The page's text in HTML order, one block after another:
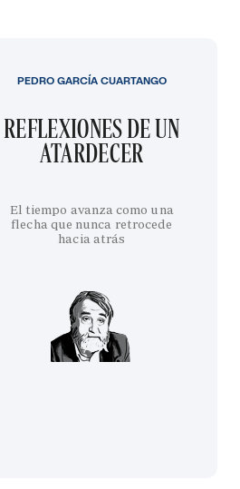
REFLEXIONES DE UN
ATARDECER
El tiempo avanza como una
flecha que nunca retrocede
hacia atrás
PEDRO GARCÍA CUARTANGO